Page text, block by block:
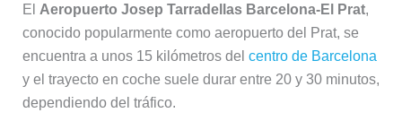
El Aeropuerto Josep Tarradellas Barcelona‑El Prat,
conocido popularmente como aeropuerto del Prat, se
encuentra a unos 15 kilómetros del centro de Barcelona
y el trayecto en coche suele durar entre 20 y 30 minutos,
dependiendo del tráfico.